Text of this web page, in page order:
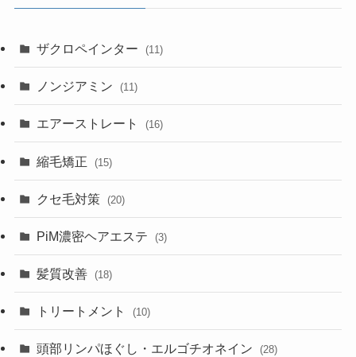
ザクロペインター (11)
ノンジアミン (11)
エアーストレート (16)
縮毛矯正 (15)
クセ毛対策 (20)
PiM濃密ヘアエステ (3)
髪質改善 (18)
トリートメント (10)
頭部リンパほぐし・エルゴチオネイン (28)